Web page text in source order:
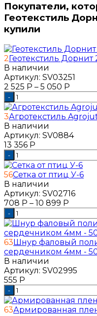
Покупатели,
Геотекстиль
купили
2Геотекстиль Дорнит
В наличии
Артикул: SV03251
2 525 Р – 5 050 Р
-
3Агротекстиль
В наличии
Артикул: SV0884
13 356 Р
-
56Сетка от птиц У-6
В наличии
Артикул: SV02716
708 Р – 10 899 Р
-
63Шнур фаловый
сердечником 4мм -
В наличии
Артикул: SV02995
555 Р
-
63Армированная